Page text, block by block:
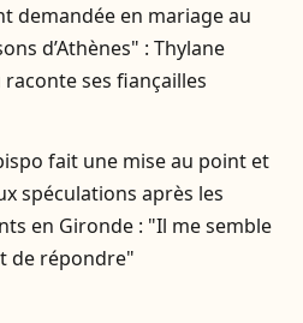
demandée en mariage au
d’Athènes" : Thylane
raconte ses fiançailles
fait une mise au point et
spéculations après les
en Gironde : "Il me semble
de répondre"